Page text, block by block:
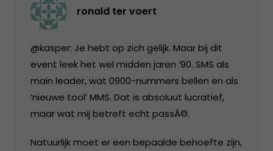
ronald ter voert
@kasper: Je hebt op zich gelijk. Maar bij dit
event leek het wel midden jaren ’90. SMS als
main leader, wat 0900-nummers bellen en als
‘nieuwe tool’ MMS. Dat is absoluut lucratief,
maar wat mij betreft echt passÃ©.
Natuurlijk moet er een bepaalde behoefte zijn,